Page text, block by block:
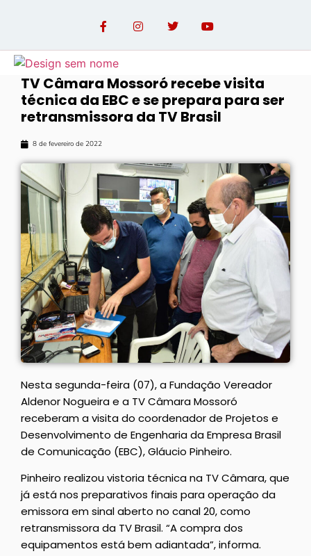
TV Câmara Mossoró recebe visita
técnica da EBC e se prepara para ser
retransmissora da TV Brasil
8 de fevereiro de 2022
Nesta segunda-feira (07), a Fundação Vereador
Aldenor Nogueira e a TV Câmara Mossoró
receberam a visita do coordenador de Projetos e
Desenvolvimento de Engenharia da Empresa Brasil
de Comunicação (EBC), Gláucio Pinheiro.
Pinheiro realizou vistoria técnica na TV Câmara, que
já está nos preparativos finais para operação da
emissora em sinal aberto no canal 20, como
retransmissora da TV Brasil. “A compra dos
equipamentos está bem adiantada”, informa.